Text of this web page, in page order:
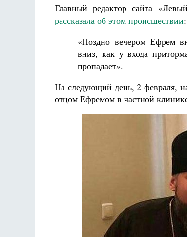
Главный редактор сайта
рассказала об этом происшествии:
«Поздно вечером Ефрем
вниз, как у входа
пропадает».
На следующий день, 2 февраля,
отцом Ефремом в частной